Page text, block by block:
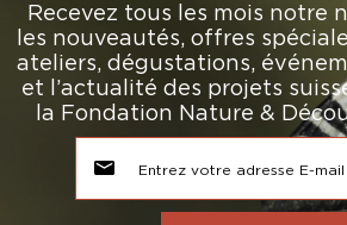
Recevez tous les mois notre
les nouveautés, offres
ateliers, dégustations,
et l’actualité des projets
la Fondation Nature &